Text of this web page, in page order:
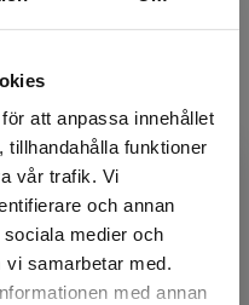
att anpassa innehållet
tillhandahålla funktioner
vår trafik. Vi
och annan
medier och
vi samarbetar med.
med annan